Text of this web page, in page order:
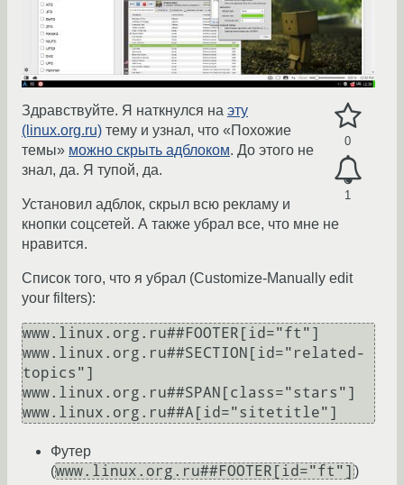
0
1
Здравствуйте. Я наткнулся на эту
(linux.org.ru) тему и узнал, что «Похожие
темы» можно скрыть адблоком. До этого не
знал, да. Я тупой, да.
Установил адблок, скрыл всю рекламу и
кнопки соцсетей. А также убрал все, что мне не
нравится.
Список того, что я убрал (Customize-Manually edit
your filters):
www.linux.org.ru##FOOTER[id="ft"]
www.linux.org.ru##SECTION[id="related-
topics"]
www.linux.org.ru##SPAN[class="stars"]
Футер
(www.linux.org.ru##FOOTER[id="ft"] )